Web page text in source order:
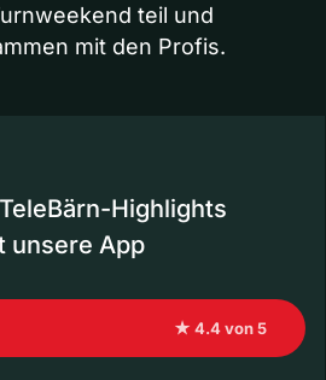
teil und
mit den Profis.
Highlights
unsere App
★ 4.4 von 5